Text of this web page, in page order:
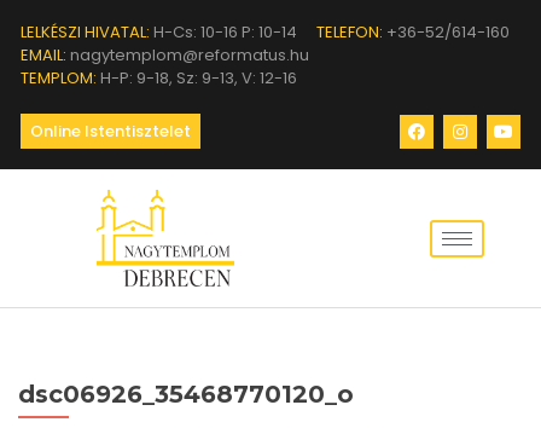
LELKÉSZI HIVATAL: H-Cs: 10-16 P: 10-14 TELEFON: +36-52/614-160
EMAIL: nagytemplom@reformatus.hu
TEMPLOM: H-P: 9-18, Sz: 9-13, V: 12-16
Online Istentisztelet
dsc06926_35468770120_o